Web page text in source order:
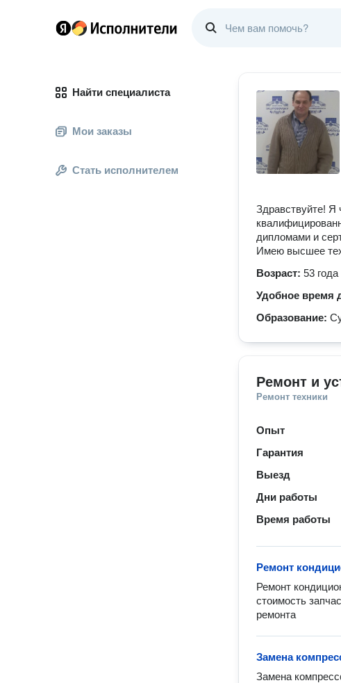
Найти специалиста
Мои заказы
Стать исполнителем
Здравствуйте! Я
дипломами и
Имею высшее
Возраст: 53 года
Удобное время
Образование:
Ремонт и
Ремонт техники
Опыт
Гарантия
Выезд
Дни работы
Время работы
Ремонт
Ремонт
стоимость
ремонта
Замена
Замена